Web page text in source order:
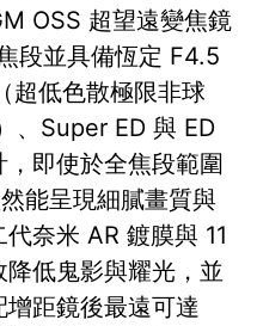
OSS 超望遠變焦鏡
段並具備恆定 F4.5
超低色散極限非球
、Super ED 與 ED
即使於全焦段範圍
能呈現細膩畫質與
奈米 AR 鍍膜與 11
低鬼影與耀光，並
距鏡後最遠可達